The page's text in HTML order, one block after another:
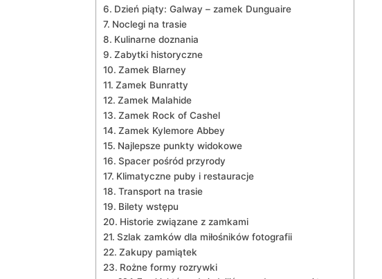
Dzień piąty: Galway – zamek Dunguaire
Noclegi na trasie
Kulinarne doznania
Zabytki historyczne
Zamek Blarney
Zamek Bunratty
Zamek Malahide
Zamek Rock of ​Cashel
Zamek Kylemore Abbey
Najlepsze punkty widokowe
Spacer​ pośród przyrody
Klimatyczne puby i restauracje
Transport na trasie
Bilety wstępu
Historie związane z zamkami
Szlak zamków dla miłośników fotografii
Zakupy pamiątek
Rożne formy rozrywki